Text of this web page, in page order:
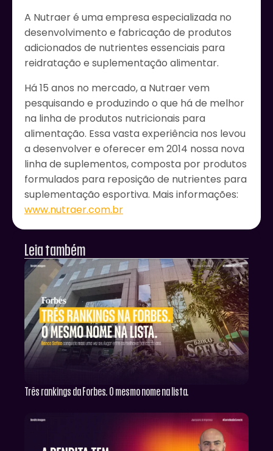
A Nutraer é uma empresa especializada no
desenvolvimento e fabricação de produtos
adicionados de nutrientes essenciais para
reidratação e suplementação alimentar.
Há 15 anos no mercado, a Nutraer vem
pesquisando e produzindo o que há de melhor
na linha de produtos nutricionais para
alimentação. Essa vasta experiência nos levou
a desenvolver e oferecer em 2014 nossa nova
linha de suplementos, composta por produtos
formulados para reposição de nutrientes para
suplementação esportiva. Mais informações:
www.nutraer.com.br
Leia também
Três rankings da Forbes. O mesmo nome na lista.